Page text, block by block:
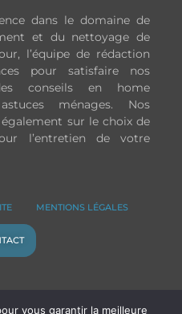
dans le domaine de
et du nettoyage de
l’équipe de rédaction
pour satisfaire nos
conseils en home
ménages. Nos
sur le choix de
l’entretien de votre
MENTIONS LÉGALES
vous garantir la meilleure